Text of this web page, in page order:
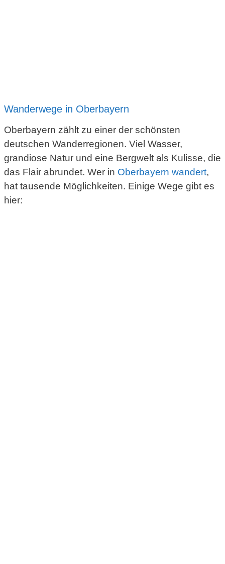
Wanderwege in Oberbayern
Oberbayern zählt zu einer der schönsten
deutschen Wanderregionen. Viel Wasser,
grandiose Natur und eine Bergwelt als Kulisse, die
das Flair abrundet. Wer in Oberbayern wandert,
hat tausende Möglichkeiten. Einige Wege gibt es
hier: